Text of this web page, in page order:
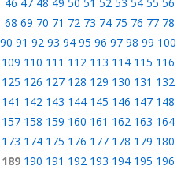
68 69 70 71 72 73 74 75 76 77 78
90 91 92 93 94 95 96 97 98 99 100
109 110 111 112 113 114 115 116
125 126 127 128 129 130 131 132
141 142 143 144 145 146 147 148
157 158 159 160 161 162 163 164
173 174 175 176 177 178 179 180
189 190 191 192 193 194 195 196